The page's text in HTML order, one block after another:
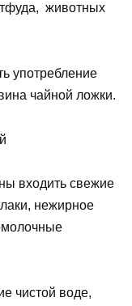
животных
употребление
чайной ложки.
входить свежие
нежирное
чистой воде,